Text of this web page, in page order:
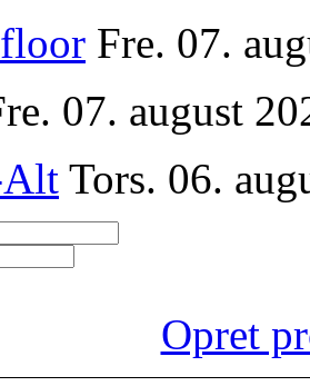
Fre. 07.
07. august
Tors. 06.
Opret